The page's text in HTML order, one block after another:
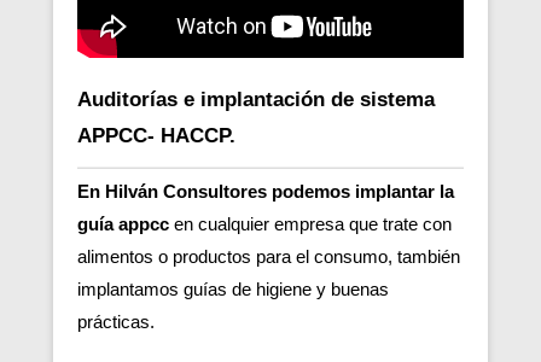
Auditorías e implantación de sistema
APPCC- HACCP.
En Hilván Consultores podemos implantar la
guía appcc en cualquier empresa que trate con
alimentos o productos para el consumo, también
implantamos guías de higiene y buenas
prácticas.